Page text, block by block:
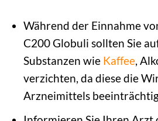
Während der Einnahme
C200 Globuli sollten Sie
Substanzen wie Kaffee,
verzichten, da diese die
Arzneimittels